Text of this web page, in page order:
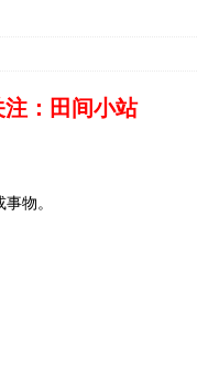
：田间小站
物。